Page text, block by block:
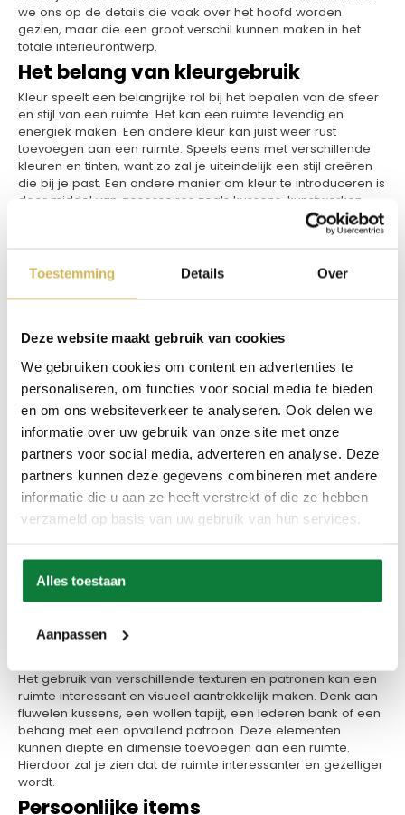
Toestemming Details Over
Deze website maakt gebruik van cookies
We gebruiken cookies om content en advertenties te
personaliseren, om functies voor social media te bieden
en om ons websiteverkeer te analyseren. Ook delen we
informatie over uw gebruik van onze site met onze
partners voor social media, adverteren en analyse. Deze
partners kunnen deze gegevens combineren met andere
informatie die u aan ze heeft verstrekt of die ze hebben
verzameld op basis van uw gebruik van hun services.
Alles toestaan
Aanpassen
we ons op de details die vaak over het hoofd worden
gezien, maar die een groot verschil kunnen maken in het
totale interieurontwerp.
Het belang van kleurgebruik
Kleur speelt een belangrijke rol bij het bepalen van de sfeer
en stijl van een ruimte. Het kan een ruimte levendig en
energiek maken. Een andere kleur kan juist weer rust
toevoegen aan een ruimte. Speels eens met verschillende
kleuren en tinten, want zo zal je uiteindelijk een stijl creëren
die bij je past. Een andere manier om kleur te introduceren is
door middel van accessoires zoals kussens, kunstwerken,
vazen en tapijten. Deze items kun je ook makkelijk weer
veranderen, waardoor je je interieur bijvoorbeeld mee kan
Verlichting als sfeermaker
Verlichting is een ander belangrijk element dat vaak over het
het licht kunnen een grote invloed hebben op de sfeer van
verschillende soorten verlichting. Denk daarbij aan
sfeerverlichting, taakverlichting en accentverlichting. Zo kun
je verschillende stemmingen en functies in een ruimte
creëren. Vergeet ook niet het gebruik van natuurlijk licht,
want hierdoor wordt een ruimte over het algemeen veel
levendiger.
Deurkrukken
Een detail dat vaak over het hoofd wordt gezien bij het
inrichten van een ruimte, is dedeurkruk . De deurkruk kan een
uiterlijk en gevoel van een ruimte. Een elegante,
hoogwaardige deurkruk kan je gehele interieur luxer doen
geheel gaat aanvoelen.
Het gebruik van verschillende texturen en patronen kan een
ruimte interessant en visueel aantrekkelijk maken. Denk aan
fluwelen kussens, een wollen tapijt, een lederen bank of een
behang met een opvallend patroon. Deze elementen
kunnen diepte en dimensie toevoegen aan een ruimte.
Hierdoor zal je zien dat de ruimte interessanter en gezelliger
wordt.
Persoonlijke items